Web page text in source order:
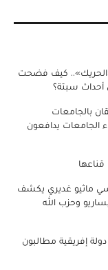
كيف فضحت
أحداث سبتة؟
بالجامعات
الجامعات يدافعون
قناعها
ماثيو غديري يكشف
وحزب الله
تأشيرة الدخول للولايات المتحدة: مواطنو 30 دولة إفريقية مطالبون